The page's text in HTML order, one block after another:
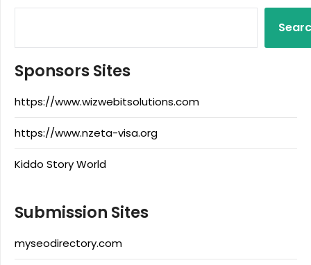
Sponsors Sites
https://www.wizwebitsolutions.com
https://www.nzeta-visa.org
Kiddo Story World
Submission Sites
myseodirectory.com